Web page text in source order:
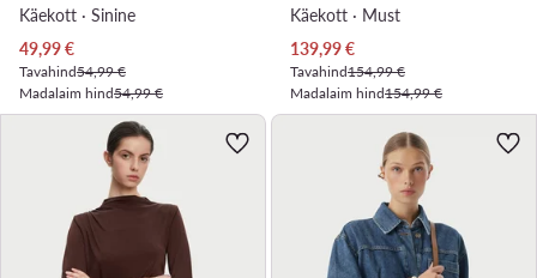
Käekott · Sinine
Praegune hind
49,99€
Tavahind54,99 €
Madalaim hind54,99 €
Käekott · Must
Praegune hind
139,99€
Tavahind154,99 €
Madalaim hind154,99 €